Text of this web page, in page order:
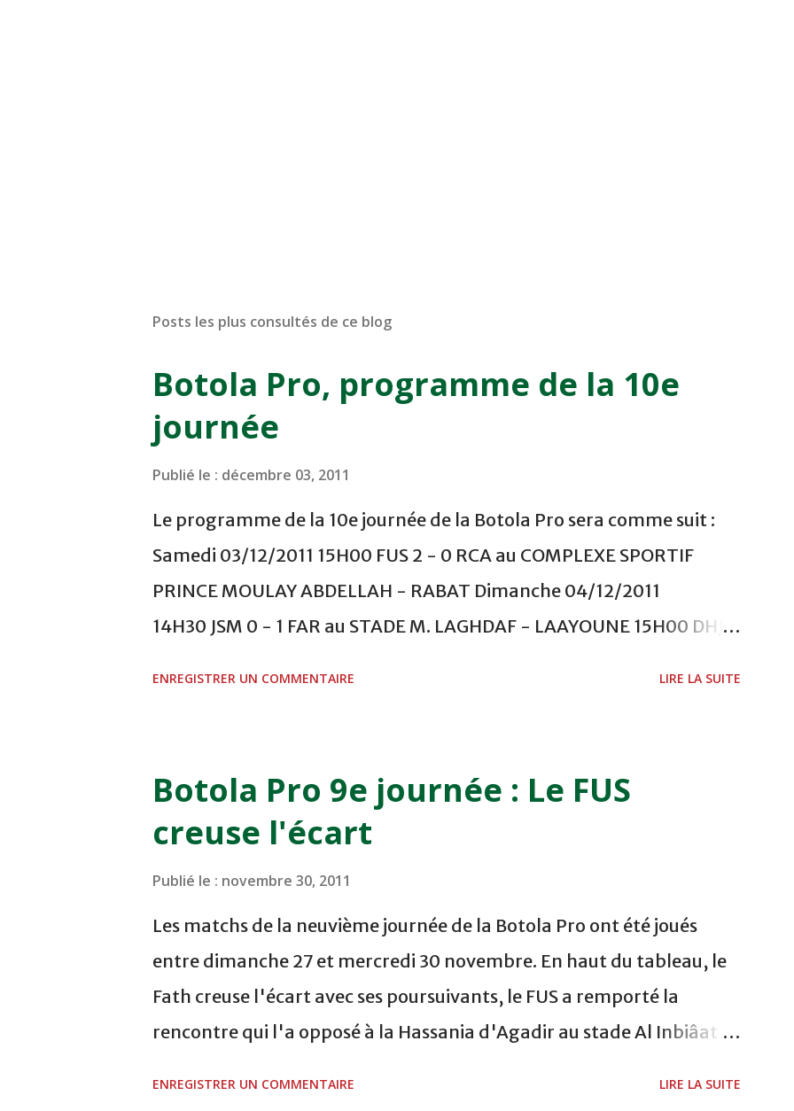
Posts les plus consultés de ce blog
Botola Pro, programme de la 10e
journée
Publié le : décembre 03, 2011
Le programme de la 10e journée de la Botola Pro sera comme suit :
Samedi 03/12/2011 15H00 FUS 2 - 0 RCA au COMPLEXE SPORTIF
PRINCE MOULAY ABDELLAH - RABAT Dimanche 04/12/2011
14H30 JSM 0 - 1 FAR au STADE M. LAGHDAF - LAAYOUNE 15H00 DHJ 0
COMPLEXE SPORTIF DE FES - FES WAC - MAS Reporté pour cause de
finale de la coupe de la CAF COMPLEXE SPORTIF MOHAMMED
VCASABLANCA
ENREGISTRER UN COMMENTAIRE LIRE LA SUITE
Botola Pro 9e journée : Le FUS
creuse l'écart
Publié le : novembre 30, 2011
Les matchs de la neuvième journée de la Botola Pro ont été joués
entre dimanche 27 et mercredi 30 novembre. En haut du tableau, le
Fath creuse l'écart avec ses poursuivants, le FUS a remporté la
rencontre qui l'a opposé à la Hassania d'Agadir au stade Al Inbiâat
ENREGISTRER UN COMMENTAIRE LIRE LA SUITE